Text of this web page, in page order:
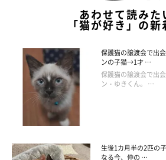
みついていました。何か起こると、必ず
チコちゃんは、モモちゃんとぷくちゃ
しています。性格は、とてもおとなしく
がりな一面もあるそうです。
「チコは食べるのが遅いので、モモとぷ
あわせて読みた
「猫が好き」の
保護猫の譲渡会で出
ンの子猫→1才 …
保護猫の譲渡会で出
ン・ゆきくん。 …
生後1カ月半の2匹の
なる今、仲の …